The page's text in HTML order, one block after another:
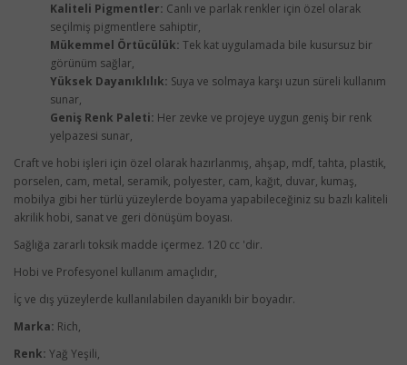
Kaliteli Pigmentler: Canlı ve parlak renkler için özel olarak
seçilmiş pigmentlere sahiptir,
Mükemmel Örtücülük: Tek kat uygulamada bile kusursuz bir
görünüm sağlar,
Yüksek Dayanıklılık: Suya ve solmaya karşı uzun süreli kullanım
sunar,
Geniş Renk Paleti: Her zevke ve projeye uygun geniş bir renk
yelpazesi sunar,
Craft ve hobi işleri için özel olarak hazırlanmış, ahşap, mdf, tahta, plastik,
porselen, cam, metal, seramik, polyester, cam, kağıt, duvar, kumaş,
mobilya gibi her türlü yüzeylerde boyama yapabileceğiniz su bazlı kaliteli
akrilik hobi, sanat ve geri dönüşüm boyası.
Sağlığa zararlı toksik madde içermez. 120 cc 'dir.
Hobi ve Profesyonel kullanım amaçlıdır,
İç ve dış yüzeylerde kullanılabilen dayanıklı bir boyadır.
Marka: Rich,
Renk: Yağ Yeşili,